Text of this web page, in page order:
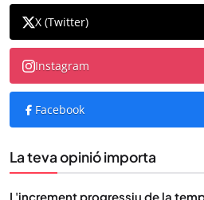
X (Twitter)
Instagram
Facebook
La teva opinió importa
L'increment progressiu de la